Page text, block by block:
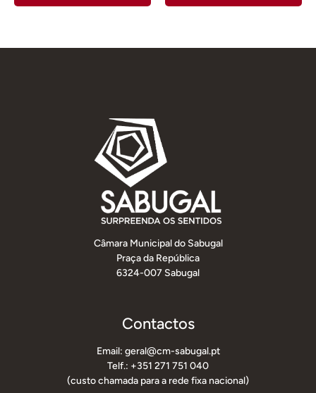
Câmara Municipal do Sabugal
Praça da República
6324-007 Sabugal
Contactos
Email: geral@cm-sabugal.pt
Telf.: +351 271 751 040
(custo chamada para a rede fixa nacional)